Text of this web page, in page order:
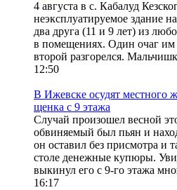
4 августа в с. Кабалуд
неэксплуатируемое здание
два друга (11 и 9 лет) из
в помещениях. Один очаг им
второй разгорелся.
12:50
В Ижевске осудят местного
щенка с 9 этажа
Случай произошел весной
обвиняемый был пьян и
он оставил без присмотра и
столе денежные купюры.
выкинул его с 9-го этажа
16:17